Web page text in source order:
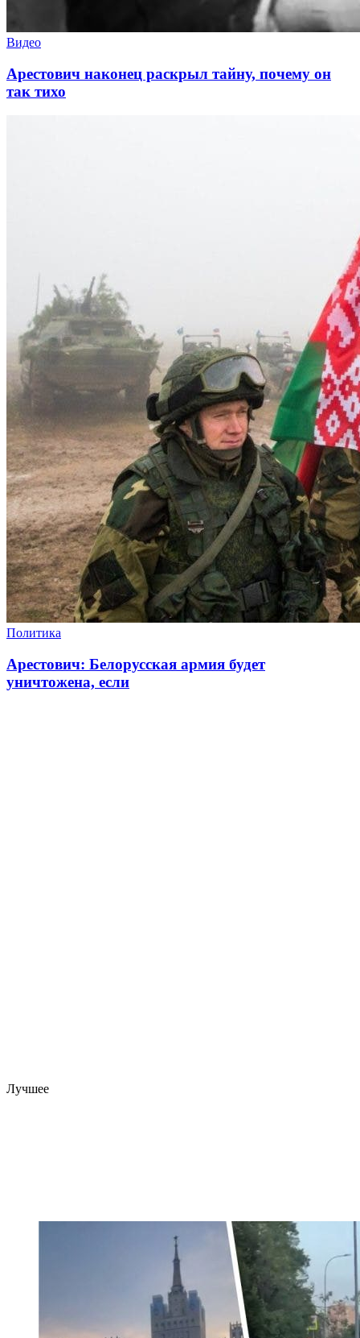
Видео
Арестович наконец раскрыл тайну, почему он
так тихо
Политика
Арестович: Белорусская армия будет
уничтожена, если
Лучшее